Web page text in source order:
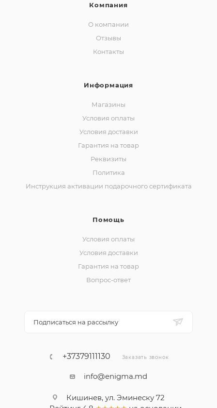
Компания
О компании
Отзывы
Контакты
Информация
Магазины
Условия оплаты
Условия доставки
Гарантия на товар
Реквизиты
Политика
Инструкция активации подарочного сертификата
Помощь
Условия оплаты
Условия доставки
Гарантия на товар
Вопрос-ответ
Подписаться на рассылку
+37379111130 Заказать звонок
info@enigma.md
Кишинев, ул. Эминеску 72